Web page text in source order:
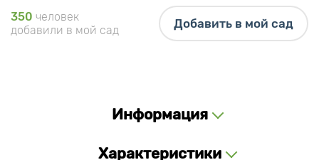
350 человек
добавили в мой сад
Добавить в мой сад
Информация
Характеристики